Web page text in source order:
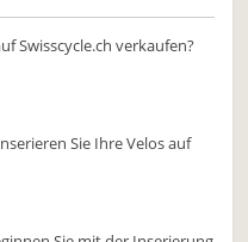
Swisscycle.ch verkaufen?
Sie Ihre Velos auf